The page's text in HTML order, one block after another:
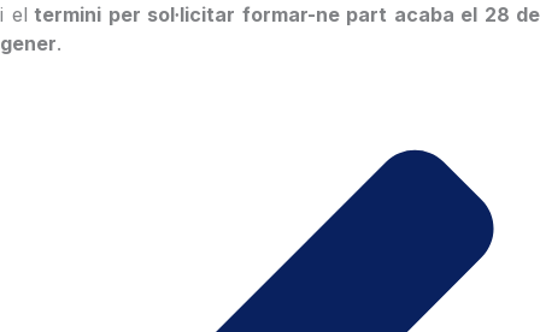
i el termini per sol·licitar formar-ne part acaba el 28 de
gener.